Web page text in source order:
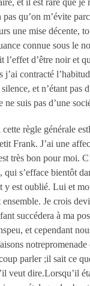
et il est rare que je
qu’on m’évite
une mise décente,
connue sous le
l’effet d’être noir et
j’ai contracté
et n’étant pas
ne suis pas d’une
règle générale
Frank. J’ai une
très bon pour moi.
s’efface bientôt
y est oublié. Lui et
Je crois
succédera à ma
et cependant
notrepromenade
parler ;il sait ce
veut dire.Lorsqu’il